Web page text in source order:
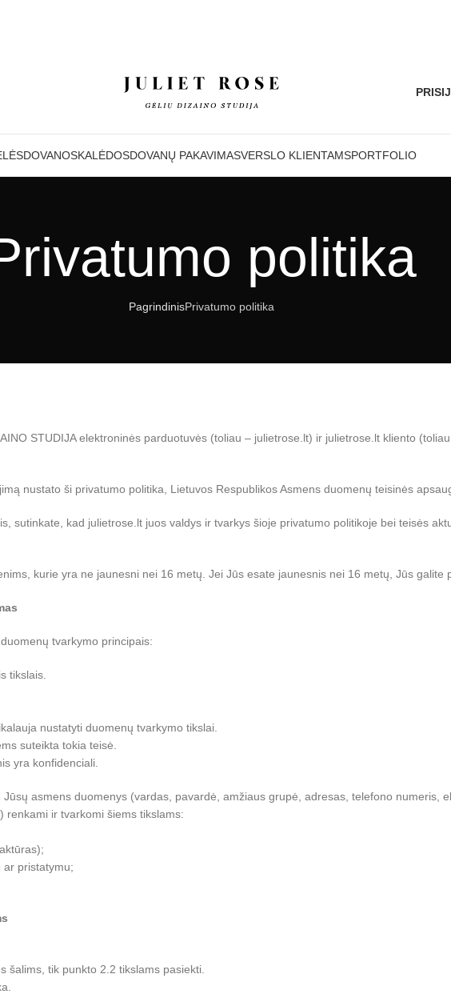
DOVANOSKALĖDOSDOVANŲ PAKAVIMASVERSLO KLIENTAMSPORTFOLIO
politika
PagrindinisPrivatumo politika
STUDIJA elektroninės parduotuvės (toliau – julietrose.lt) ir julietrose.lt kliento
nustato ši privatumo politika, Lietuvos Respublikos Asmens duomenų teisinės
sutinkate, kad julietrose.lt juos valdys ir tvarkys šioje privatumo politikoje bei teisės
kurie yra ne jaunesni nei 16 metų. Jei Jūs esate jaunesnis nei 16 metų, Jūs galite
tvarkymo principais:
tikslais.
nustatyti duomenų tvarkymo tikslai.
suteikta tokia teisė.
yra konfidenciali.
asmens duomenys (vardas, pavardė, amžiaus grupė, adresas, telefono numeris,
renkami ir tvarkomi šiems tikslams:
ar pristatymu;
šalims, tik punkto 2.2 tikslams pasiekti.